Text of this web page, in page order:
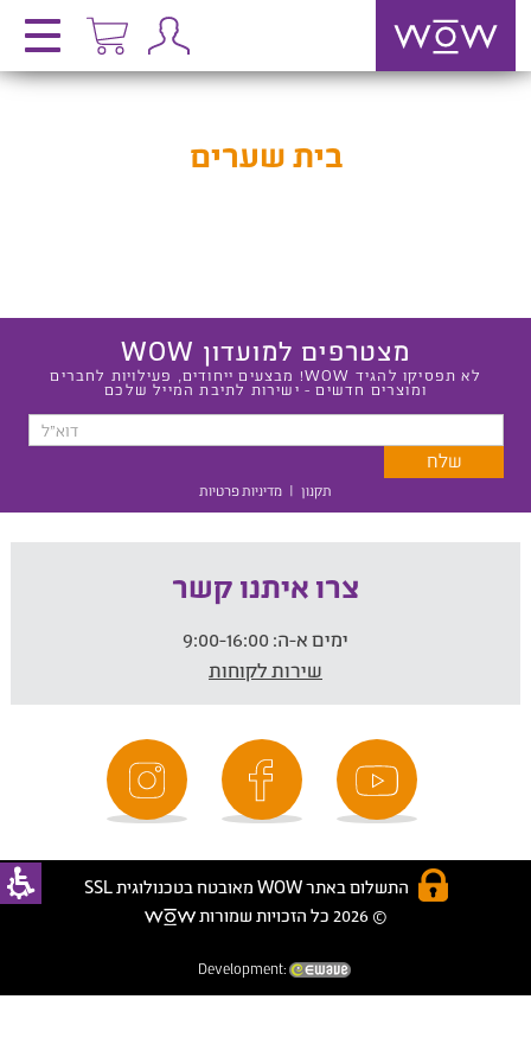
בית שערים
מצטרפים למועדון WOW
לא תפסיקו להגיד WOW! מבצעים ייחודים, פעילויות לחברים
ומוצרים חדשים - ישירות לתיבת המייל שלכם
תקנון | מדיניות פרטיות
צרו איתנו קשר
ימים א-ה:
שירות לקוחות
התשלום באתר WOW מאובטח בטכנולוגית SSL
© 2026 כל הזכויות שמורות
Development: